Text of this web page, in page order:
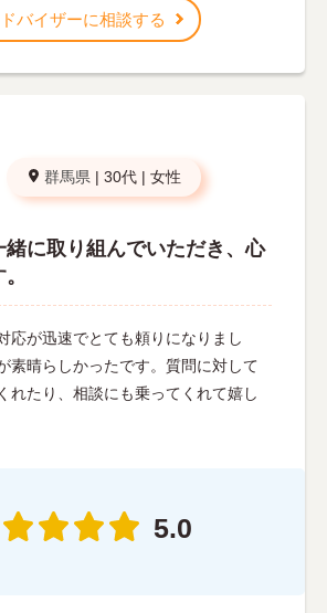
バイザーに相談する
群馬県 | 30代 | 女性
緒に取り組んでいただき、心
応が迅速でとても頼りになりまし
素晴らしかったです。質問に対して
れたり、相談にも乗ってくれて嬉し
5.0